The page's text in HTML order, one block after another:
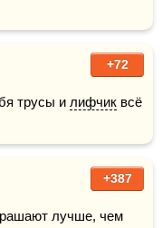
+72
трусы и лифчик всё
+387
лучше, чем